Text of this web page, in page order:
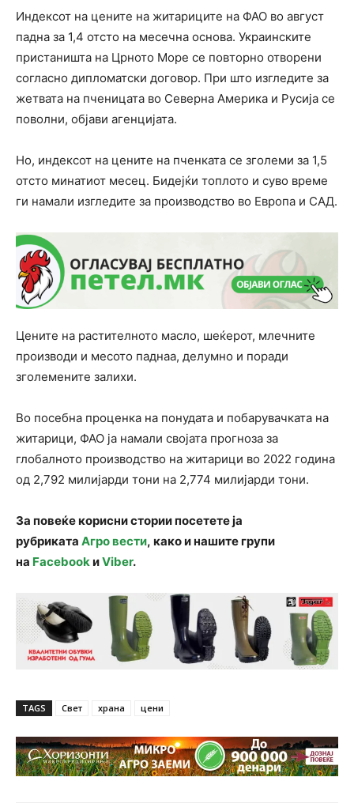
Индексот на цените на житариците на ФАО во август
падна за 1,4 отсто на месечна основа. Украинските
пристаништа на Црното Море се повторно отворени
согласно дипломатски договор. При што изгледите за
жетвата на пченицата во Северна Америка и Русија се
поволни, објави агенцијата.
Но, индексот на цените на пченката се зголеми за 1,5
отсто минатиот месец. Бидејќи топлото и суво време
ги намали изгледите за производство во Европа и САД.
Цените на растителното масло, шеќерот, млечните
производи и месото паднаа, делумно и поради
зголемените залихи.
Во посебна проценка на понудата и побарувачката на
житарици, ФАО ја намали својата прогноза за
глобалното производство на житарици во 2022 година
од 2,792 милијарди тони на 2,774 милијарди тони.
За повеќе корисни стории посетете ја
рубриката Агро вести, како и нашите групи
на FacebookиViber.
TAGS Свет храна цени